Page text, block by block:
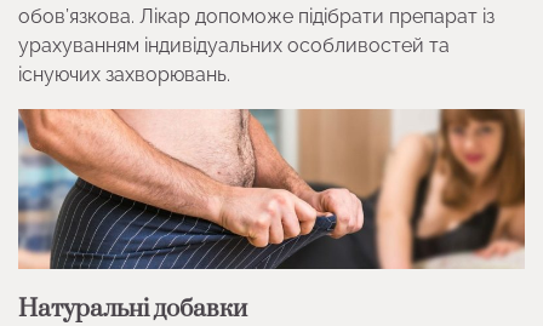
обов’язкова. Лікар допоможе підібрати препарат із
урахуванням індивідуальних особливостей та
існуючих захворювань.
Натуральні добавки